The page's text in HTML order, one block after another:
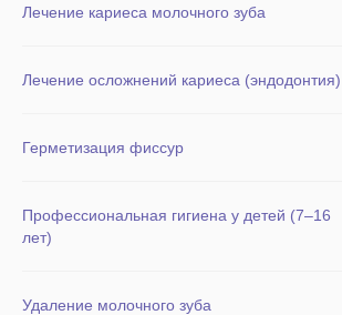
Лечение кариеса молочного зуба
Лечение осложнений кариеса (эндодонтия)
Герметизация фиссур
Профессиональная гигиена у детей (7–16
лет)
Удаление молочного зуба